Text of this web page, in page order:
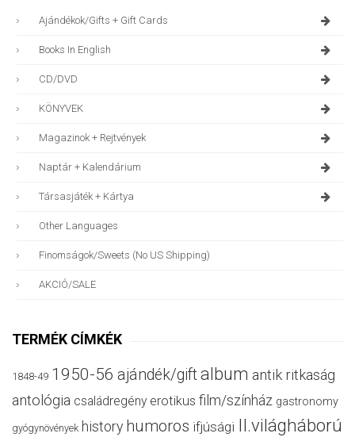
Ajándékok/gifts + Gift Cards
Books In English
CD/DVD
KÖNYVEK
Magazinok + Rejtvények
Naptár + Kalendárium
Társasjáték + Kártya
Other Languages
Finomságok/sweets (no US Shipping)
AKCIÓ/SALE
TERMÉK CÍMKÉK
1848-49 1950-56 ajándék/giftalbum antik ritkaság
antológia családregény erotikus film/színház gastronomy
gyógynövények history humoros ifjúsági II.világháború